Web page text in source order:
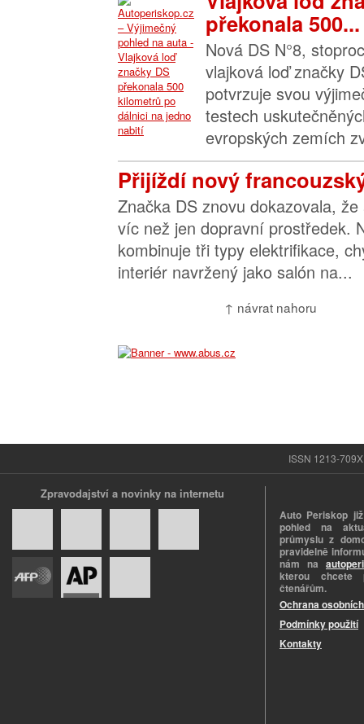
překonala 500...
Nová DS N°8,
vlajková loď značky
potvrzuje svou
testech
evropských zemích
Přijíždí nový
Značka DS znovu dokazovala,
víc než jen dopravní prostředek.
kombinuje tři typy elektrifikace,
interiér navržený jako salón na...
↑ návrat nahoru
ISSN 1213-
Zpravodajství a novinky na internetu
Auto Periskop
pohled na
průmyslu z
pravidelně
nám na
kterou chcete
čtenářům.
Ochrana
Podmínky použití
Kontakty